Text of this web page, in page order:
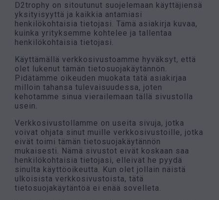
D2trophy on sitoutunut suojelemaan käyttäjiensä
yksityisyyttä ja kaikkia antamiasi
henkilökohtaisia tietojasi. Tämä asiakirja kuvaa,
kuinka yrityksemme kohtelee ja tallentaa
henkilökohtaisia tietojasi.
Käyttämällä verkkosivustoamme hyväksyt, että
olet lukenut tämän tietosuojakäytännön.
Pidätämme oikeuden muokata tätä asiakirjaa
milloin tahansa tulevaisuudessa, joten
kehotamme sinua vierailemaan tällä sivustolla
usein.
Verkkosivustollamme on useita sivuja, jotka
voivat ohjata sinut muille verkkosivustoille, jotka
eivät toimi tämän tietosuojakäytännön
mukaisesti. Nämä sivustot eivät koskaan saa
henkilökohtaisia tietojasi, elleivät he pyydä
sinulta käyttöoikeutta. Kun olet jollain näistä
ulkoisista verkkosivustoista, tätä
tietosuojakäytäntöä ei enää sovelleta.